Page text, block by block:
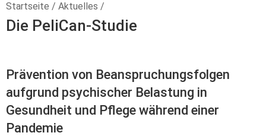
Startseite / Aktuelles /
Die PeliCan-Studie
Prävention von Beanspruchungsfolgen
aufgrund psychischer Belastung in
Gesundheit und Pflege während einer
Pandemie